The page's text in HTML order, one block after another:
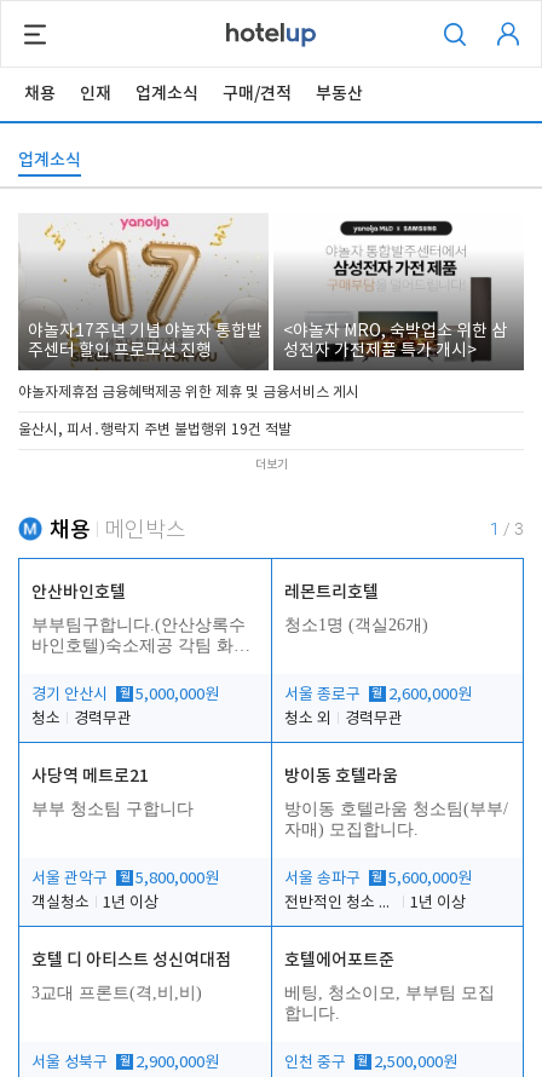
채용 인재 업계소식 구매/견적 부동산
업계소식
야놀자17주년 기념 야놀자 통합발
주센터 할인 프로모션 진행
<야놀자 MRO, 숙박업소 위한 삼
성전자 가전제품 특가 개시>
야놀자제휴점 금융혜택제공 위한 제휴 및 금융서비스 게시
울산시, 피서․행락지 주변 불법행위 19건 적발
더보기
채용 메인박스 1 / 3
안산바인호텔
부부팀구합니다.(안산상록수
바인호텔)숙소제공 각팀 화장
경기 안산시
월 5,000,000원
청소
경력무관
레몬트리호텔
청소1명 (객실26개)
서울 종로구 월 2,600,000원
청소 외
경력무관
사당역 메트로21
부부 청소팀 구합니다
서울 관악구 월 5,800,000원
객실청소
1년 이상
방이동 호텔라움
방이동 호텔라움 청소팀(부부/
자매) 모집합니다.
서울 송파구 월 5,600,000원
전반적인 청소 업무(객실청소.객실정리)
1년 이상
호텔 디 아티스트 성신여대점
3교대 프론트(격,비,비)
서울 성북구 월 2,900,000원
호텔에어포트준
베팅, 청소이모, 부부팀 모집
합니다.
인천 중구 월 2,500,000원